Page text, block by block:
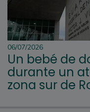
06/07/2026
Un bebé de
durante un
zona sur de